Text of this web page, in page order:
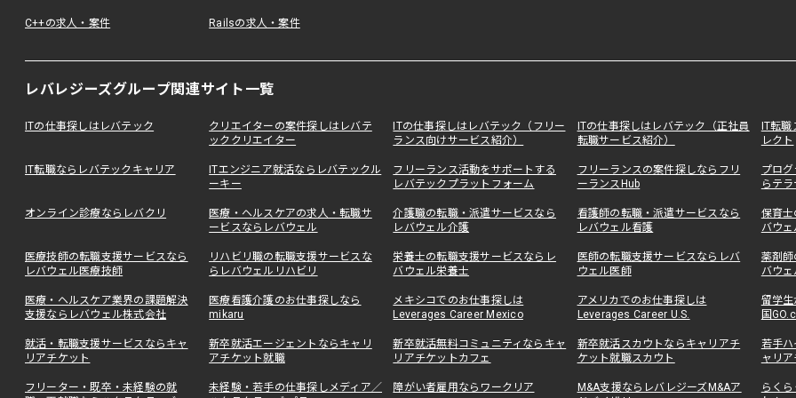
C++の求人・案件 Railsの求人・案件
レバレジーズグループ関連サイト一覧
ITの仕事探しはレバテック
クリエイターの案件探しはレバテ
ッククリエイター
ITの仕事探しはレバテック（フリー
ランス向けサービス紹介）
ITの仕事探しはレバテック（正社員
転職サービス紹介）
IT転
レクト
IT転職ならレバテックキャリア
ITエンジニア就活ならレバテックル
ーキー
フリーランス活動をサポートする
レバテックプラットフォーム
フリーランスの案件探しならフリ
ーランスHub
プロ
らテ
オンライン診療ならレバクリ
医療・ヘルスケアの求人・転職サ
ービスならレバウェル
介護職の転職・派遣サービスなら
レバウェル介護
看護師の転職・派遣サービスなら
レバウェル看護
保育
バウ
医療技師の転職支援サービスなら
レバウェル医療技師
リハビリ職の転職支援サービスな
らレバウェルリハビリ
栄養士の転職支援サービスならレ
バウェル栄養士
医師の転職支援サービスならレバ
ウェル医師
薬剤
バウ
医療・ヘルスケア業界の課題解決
支援ならレバウェル株式会社
医療看護介護のお仕事探しなら
mikaru
メキシコでのお仕事探しは
Leverages Career Mexico
アメリカでのお仕事探しは
Leverages Career U.S.
留学
国
就活・転職支援サービスならキャ
リアチケット
新卒就活エージェントならキャリ
アチケット就職
新卒就活無料コミュニティならキャ
リアチケットカフェ
新卒就活スカウトならキャリアチ
ケット就職スカウト
若手
ャリ
フリーター・既卒・未経験の就
未経験・若手の仕事探しメディア／
障がい者雇用ならワークリア
M&A支援ならレバレジーズM&Aア
らく